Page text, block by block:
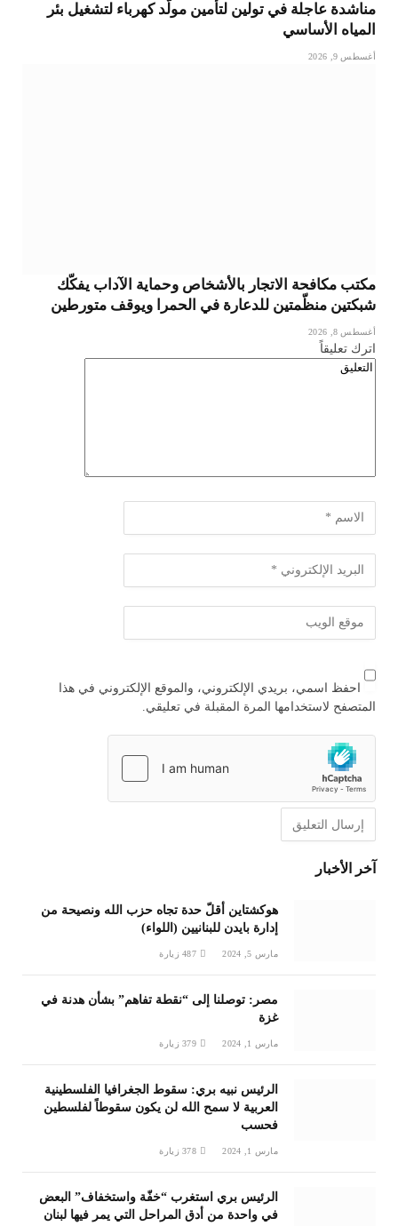
مناشدة عاجلة في تولين لتأمين مولّد كهرباء لتشغيل بئر
المياه الأساسي
أغسطس 9, 2026
مكتب مكافحة الاتجار بالأشخاص وحماية الآداب يفكّك
شبكتين منظّمتين للدعارة في الحمرا ويوقف متورطين
أغسطس 8, 2026
اترك تعليقاً
احفظ اسمي، بريدي الإلكتروني، والموقع الإلكتروني في هذا
المتصفح لاستخدامها المرة المقبلة في تعليقي.
آخر الأخبار
هوكشتاين أقلّ حدة تجاه حزب الله ونصيحة من
إدارة بايدن للبنانيين (اللواء)
مارس 5, 2024 487 زيارة
مصر: توصلنا إلى “نقطة تفاهم” بشأن هدنة في
غزة
مارس 1, 2024 379 زيارة
الرئيس نبيه بري: سقوط الجغرافيا الفلسطينية
العربية لا سمح الله لن يكون سقوطاً لفلسطين
فحسب
مارس 1, 2024 378 زيارة
الرئيس بري استغرب “خفّة واستخفاف” البعض
في واحدة من أدق المراحل التي يمر فيها لبنان